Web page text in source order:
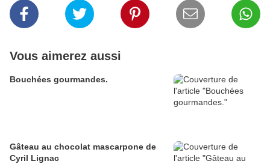
Vous aimerez aussi
Bouchées gourmandes.
Gâteau au chocolat mascarpone de
Cyril Lignac